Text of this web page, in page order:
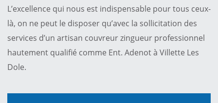
L’excellence qui nous est indispensable pour tous ceux-
là, on ne peut le disposer qu’avec la sollicitation des
services d’un artisan couvreur zingueur professionnel
hautement qualifié comme Ent. Adenot à Villette Les
Dole.